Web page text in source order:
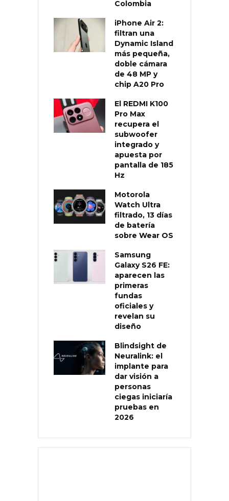
Colombia
iPhone Air 2:
filtran una
Dynamic Island
más pequeña,
doble cámara
de 48 MP y
chip A20 Pro
El REDMI K100
Pro Max
recupera el
subwoofer
integrado y
apuesta por
pantalla de 185
Hz
Motorola
Watch Ultra
filtrado, 13 días
de batería
sobre Wear OS
Samsung
Galaxy S26 FE:
aparecen las
primeras
fundas
oficiales y
revelan su
diseño
Blindsight de
Neuralink: el
implante para
dar visión a
personas
ciegas iniciaría
pruebas en
2026